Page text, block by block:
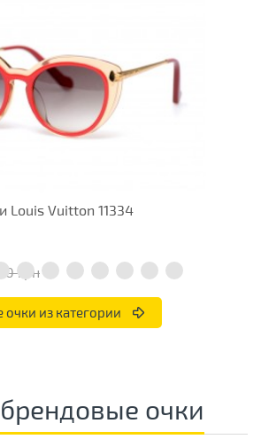
Louis Vuitton 11334
грн
очки из категории
очки